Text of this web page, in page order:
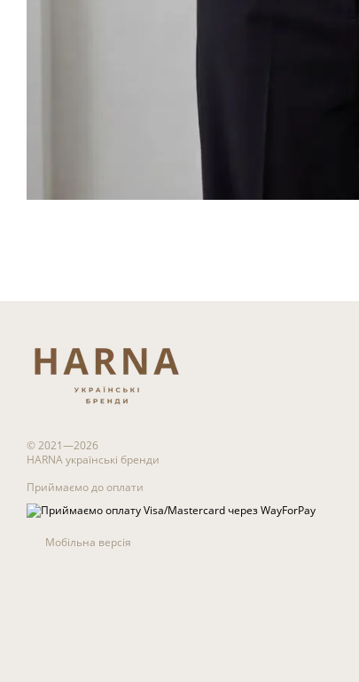
© 2021—2026
HARNA українські бренди
Приймаємо до оплати
Мобільна версія